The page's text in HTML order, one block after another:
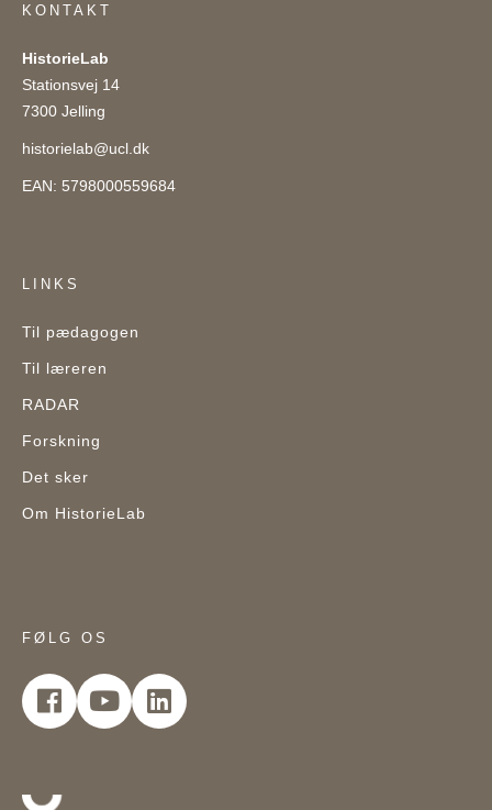
KONTAKT
HistorieLab
Stationsvej 14
7300 Jelling
historielab@ucl.dk
EAN: 5798000559684
LINKS
Til pædagogen
Til læreren
RADAR
Forskning
Det sker
Om HistorieLab
FØLG OS